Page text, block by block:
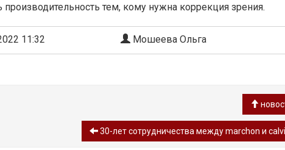
производительность тем, кому нужна коррекция зрения.
11:32 Мошеева Ольга
30-лет сотрудничества между marchon и